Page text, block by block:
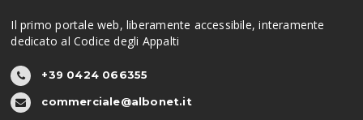
Il primo portale web, liberamente accessibile, interamente
dedicato al Codice degli Appalti
+39 0424 066355
commerciale@albonet.it